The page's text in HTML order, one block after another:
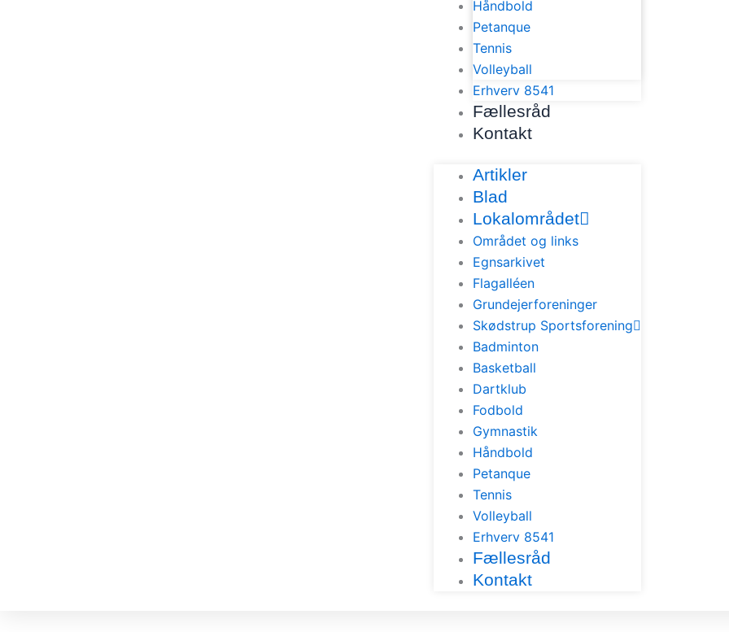
Håndbold
Petanque
Tennis
Volleyball
Erhverv 8541
Fællesråd
Kontakt
Artikler
Blad
Lokalområdet
Området og links
Egnsarkivet
Flagalléen
Grundejerforeninger
Skødstrup Sportsforening
Badminton
Basketball
Dartklub
Fodbold
Gymnastik
Håndbold
Petanque
Tennis
Volleyball
Erhverv 8541
Fællesråd
Kontakt